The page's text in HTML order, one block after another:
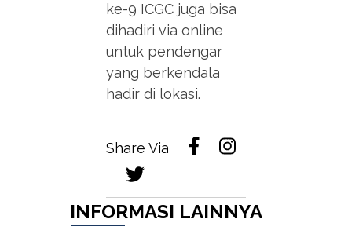
ke-9 ICGC juga bisa
dihadiri via online
untuk pendengar
yang berkendala
hadir di lokasi.
Share Via
INFORMASI LAINNYA